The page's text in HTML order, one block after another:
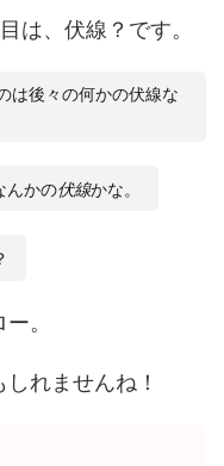
は、伏線？です。
は後々の何かの伏線な
んかの伏線かな。
。
れませんね！